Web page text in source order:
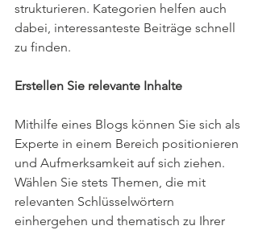
strukturieren. Kategorien helfen auch
dabei, interessanteste Beiträge schnell
zu finden.
Erstellen Sie relevante Inhalte
Mithilfe eines Blogs können Sie sich als
Experte in einem Bereich positionieren
und Aufmerksamkeit auf sich ziehen.
Wählen Sie stets Themen, die mit
relevanten Schlüsselwörtern
einhergehen und thematisch zu Ihrer